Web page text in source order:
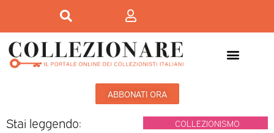
ABBONATI ORA
Stai leggendo: COLLEZIONISMO